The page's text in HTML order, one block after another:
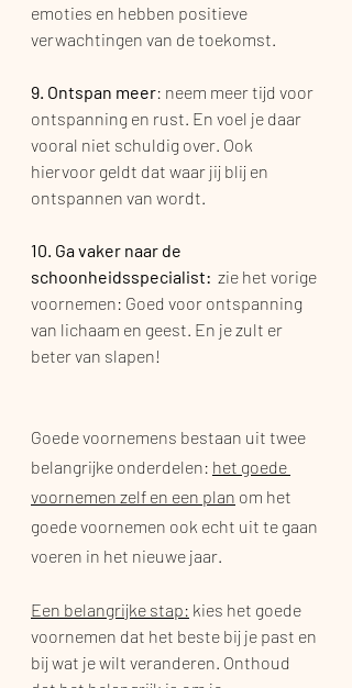
emoties en hebben positieve
verwachtingen van de toekomst.
9. Ontspan meer: neem meer tijd voor
ontspanning en rust. En voel je daar
vooral niet schuldig over. Ook
hiervoor geldt dat waar jij blij en
ontspannen van wordt.
10. Ga vaker naar de
schoonheidsspecialist: zie het vorige
voornemen: Goed voor ontspanning
van lichaam en geest. En je zult er
beter van slapen!
Goede voornemens bestaan uit twee
belangrijke onderdelen: het goede
voornemen zelf en een plan om het
goede voornemen ook echt uit te gaan
voeren in het nieuwe jaar.
Een belangrijke stap: kies het goede
voornemen dat het beste bij je past en
bij wat je wilt veranderen. Onthoud